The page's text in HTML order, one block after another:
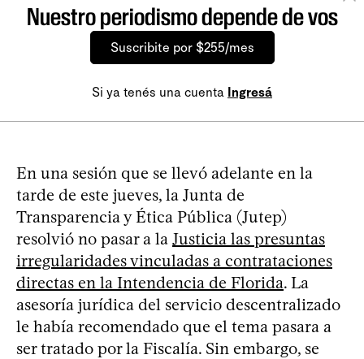
Nuestro periodismo depende de vos
Suscribite por $255/mes
Si ya tenés una cuenta Ingresá
En una sesión que se llevó adelante en la
tarde de este jueves, la Junta de
Transparencia y Ética Pública (Jutep)
resolvió no pasar a la Justicia las presuntas
irregularidades vinculadas a contrataciones
directas en la Intendencia de Florida. La
asesoría jurídica del servicio descentralizado
le había recomendado que el tema pasara a
ser tratado por la Fiscalía. Sin embargo, se